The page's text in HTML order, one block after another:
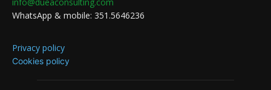
WhatsApp & mobile: 351.5646236
Privacy policy
Cookies policy